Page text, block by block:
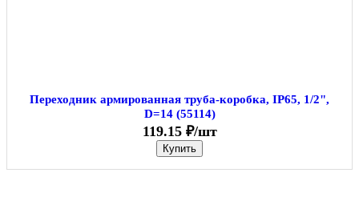
Переходник армированная труба-коробка, IP65, 1/2",
D=14 (55114)
119.15 ₽/шт
Купить